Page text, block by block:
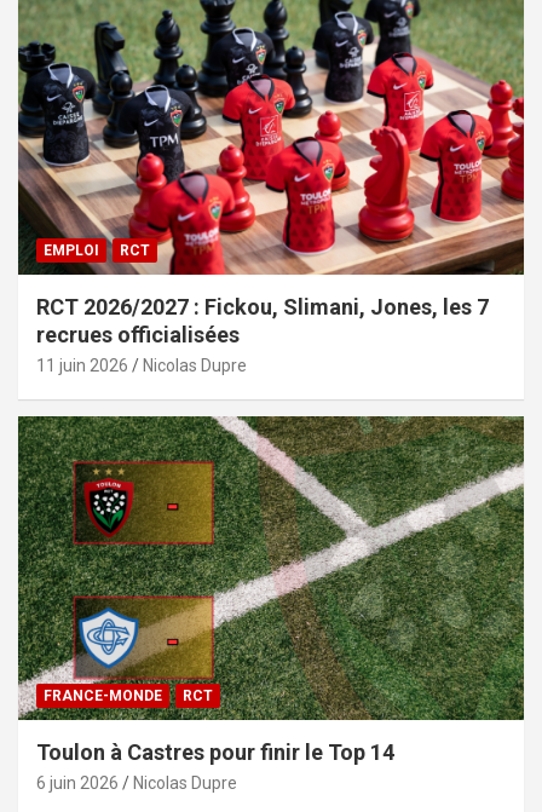
EMPLOI RCT
RCT 2026/2027 : Fickou, Slimani, Jones, les 7
recrues officialisées
11 juin 2026 Nicolas Dupre
FRANCE-MONDE RCT
Toulon à Castres pour finir le Top 14
6 juin 2026 Nicolas Dupre